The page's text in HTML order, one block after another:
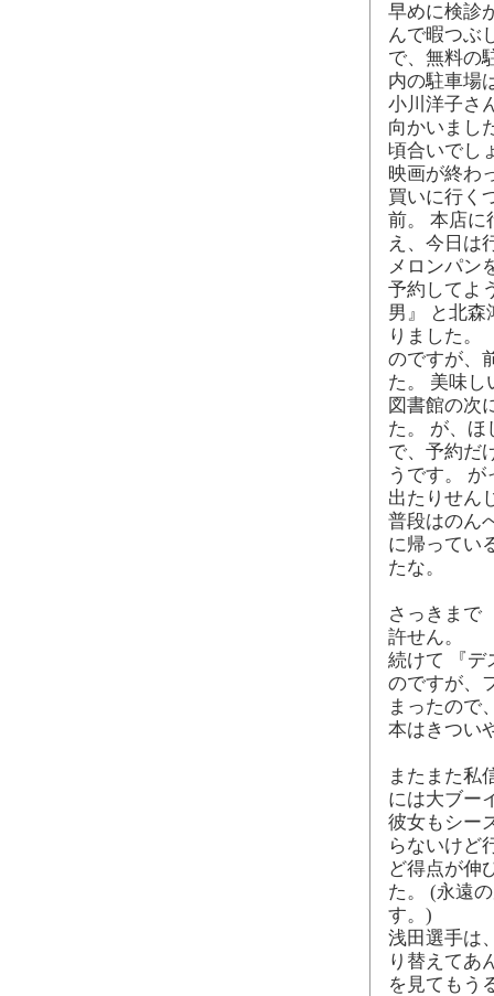
早めに検診
んで暇つぶ
で、無料の
内の駐車場
小川洋子さ
向かいまし
頃合いでし
映画が終わ
買いに行く
前。 本店に
え、今日は
メロンパン
予約してよ
男』 と北森
りました。
のですが、
た。 美味し
図書館の次
た。 が、ほ
で、予約だ
うです。
出たりせん
普段はのん
に帰ってい
たな。
さっきまで
許せん。
続けて 『デ
のですが、
まったので
本はきつい
またまた私
には大ブー
彼女もシー
らないけど
ど得点が伸
た。 (永遠
す。)
浅田選手は
り替えてあ
を見てもう